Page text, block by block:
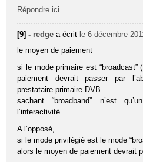
Répondre ici
[9] - redge a écrit le 6 décembre
le moyen de paiement
si le mode primaire est “broadcast”
paiement devrait passer par
prestataire primaire DVB
sachant “broadband” n’est
l’interactivité.
A l’opposé,
si le mode privilégié est le mode
alors le moyen de paiement devrait